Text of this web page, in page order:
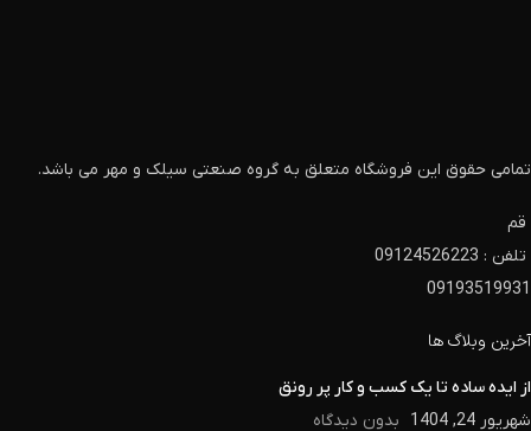
تمامی حقوق این فروشگاه متعلق به گروه صنعتی سیلک و مهر می باشد.
قم
تلفن : 09124526223
09193519931
آخرین وبلاگ ها
از ایده ساده تا یک کسب و کار پر رونق
شهریور 24, 1404
بدون دیدگاه